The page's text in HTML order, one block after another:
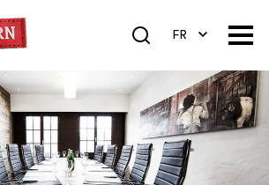
FR
EN